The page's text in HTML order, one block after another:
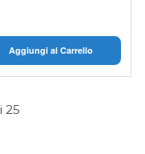
Aggiungi al Carrello
25